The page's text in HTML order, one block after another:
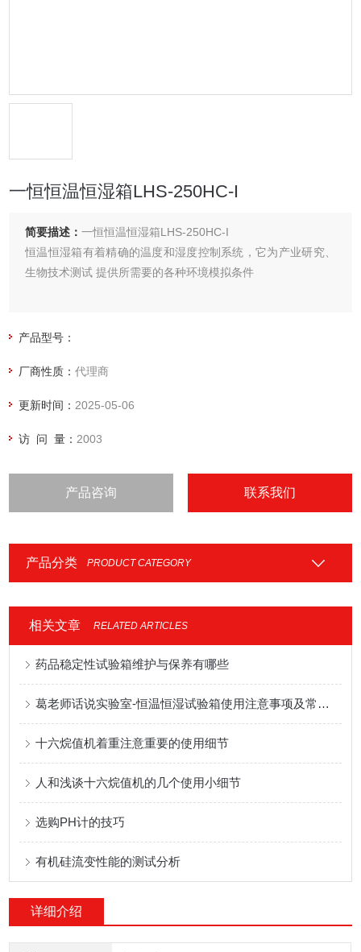
一恒恒温恒湿箱LHS-250HC-I
简要描述：一恒恒温恒湿箱LHS-250HC-I
恒温恒湿箱有着精确的温度和湿度控制系统，它为产业研究、
生物技术测试 提供所需要的各种环境模拟条件
产品型号：
厂商性质：代理商
更新时间： 2025-05-06
访 问 量： 2003
产品咨询 联系我们
产品分类 PRODUCT CATEGORY
相关文章 RELATED ARTICLES
药品稳定性试验箱维护与保养有哪些
葛老师话说实验室-恒温恒湿试验箱使用注意事项及常见故障分析
十六烷值机着重注意重要的使用细节
人和浅谈十六烷值机的几个使用小细节
选购PH计的技巧
有机硅流变性能的测试分析
详细介绍